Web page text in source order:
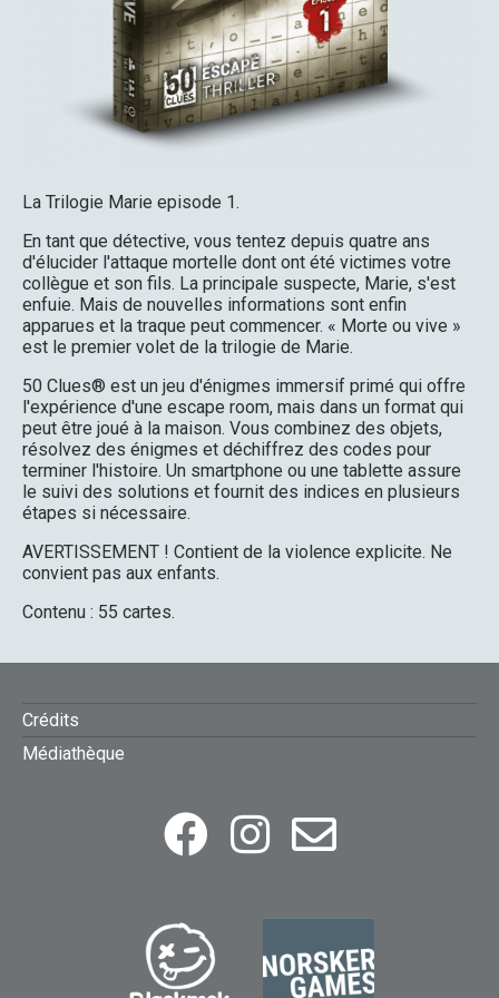
La Trilogie Marie episode 1.
En tant que détective, vous tentez depuis quatre ans
d'élucider l'attaque mortelle dont ont été victimes votre
collègue et son fils. La principale suspecte, Marie, s'est
enfuie. Mais de nouvelles informations sont enfin
apparues et la traque peut commencer. « Morte ou vive »
est le premier volet de la trilogie de Marie.
50 Clues® est un jeu d'énigmes immersif primé qui offre
l'expérience d'une escape room, mais dans un format qui
peut être joué à la maison. Vous combinez des objets,
résolvez des énigmes et déchiffrez des codes pour
terminer l'histoire. Un smartphone ou une tablette assure
le suivi des solutions et fournit des indices en plusieurs
étapes si nécessaire.
AVERTISSEMENT ! Contient de la violence explicite. Ne
convient pas aux enfants.
Contenu : 55 cartes.
FOOTER
MENU
Crédits
Médiathèque